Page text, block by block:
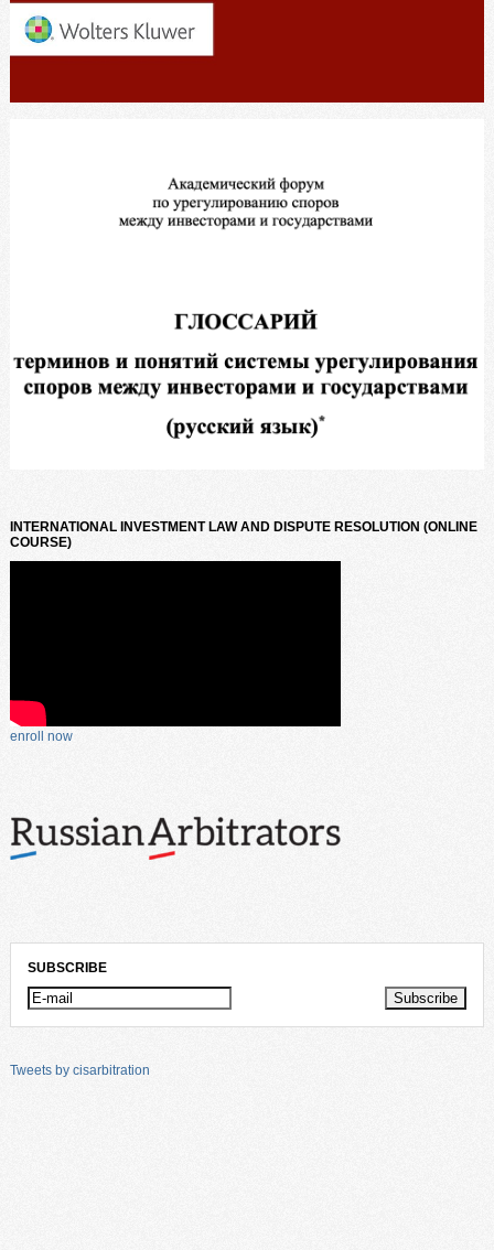
INTERNATIONAL INVESTMENT LAW AND DISPUTE RESOLUTION (ONLINE
COURSE)
enroll now
SUBSCRIBE
Tweets by cisarbitration